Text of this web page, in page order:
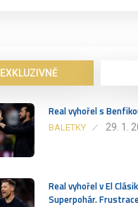
EXKLUZIVNĚ
Real vyhořel s
BALETKY 29. 1.
Real vyhořel v El
Superpohár.